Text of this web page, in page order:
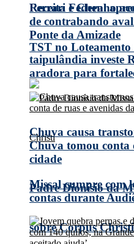
Ferrari e Chenho
TST no Loteamento
Padre Dionísio da
sobre Corpus Christi
Receita Federal
de contrabando
Ponte da Amizade
taipulândia investe
aradora para
Chuva causa
Chuva tomou conta
cidade
Missal cumpre com
contas durante